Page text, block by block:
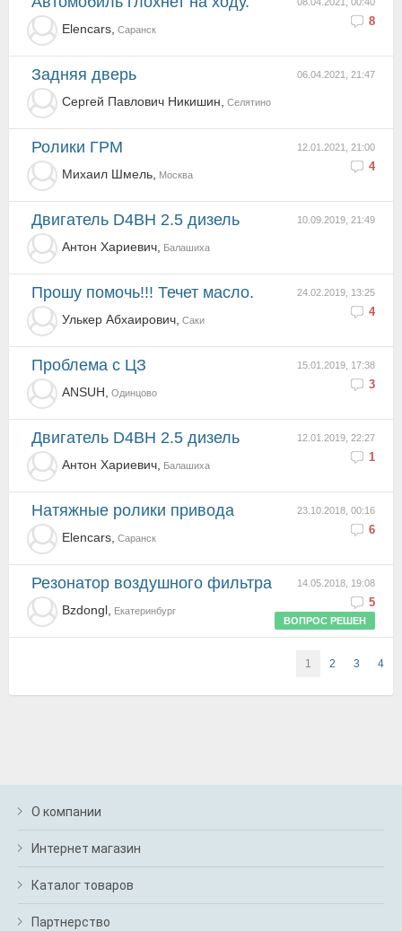
8
Elencars, Саранск
06.04.2021, 21:47
Задняя дверь
Сергей Павлович Никишин, Селятино
12.01.2021, 21:00
4
Ролики ГРМ
Михаил Шмель, Москва
10.09.2019, 21:49
двигатель D4BH 2.5 дизель
Антон Хариевич, Балашиха
24.02.2019, 13:25
4
прошу помочь!!! Течет масло.
Улькер Абхаирович, Саки
15.01.2019, 17:38
3
Проблема с ЦЗ
ANSUH, Одинцово
12.01.2019, 22:27
1
двигатель D4BH 2.5 дизель
Антон Хариевич, Балашиха
23.10.2018, 00:16
6
Натяжные ролики привода
Elencars, Саранск
14.05.2018, 19:08
5
Резонатор воздушного фильтра
Bzdongl,
Екатеринбург
ВОПРОС РЕШЕН
1 2 3 4
О компании
Интернет магазин
Каталог товаров
Партнерство